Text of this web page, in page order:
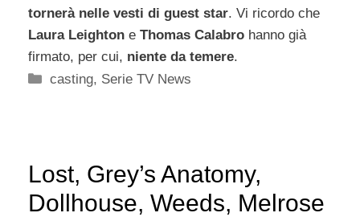
tornerà nelle vesti di guest star. Vi ricordo che
Laura Leighton e Thomas Calabro hanno già
firmato, per cui, niente da temere.
Categorie
casting, Serie TV News
Lost, Grey’s Anatomy,
Dollhouse, Weeds, Melrose